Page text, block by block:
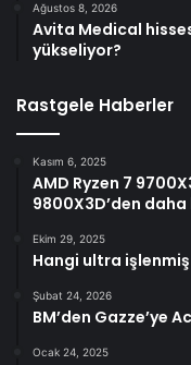
Ağustos 8, 2026
Avita Medical
yükseliyor?
Rastgele Haberler
Kasım 6, 2025
AMD Ryzen 7
9800X3D’den daha
Ekim 29, 2025
Hangi ultra
Şubat 24, 2026
BM’den Gazze’ye
Ocak 24, 2025